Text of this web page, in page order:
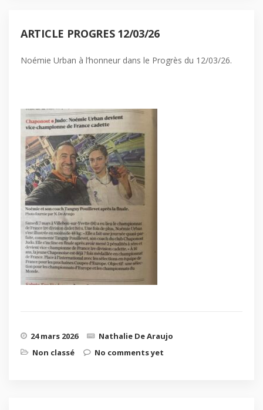
ARTICLE PROGRES 12/03/26
Noémie Urban à l’honneur dans le Progrès du 12/03/26.
24 mars 2026
Nathalie De Araujo
Non classé
No comments yet